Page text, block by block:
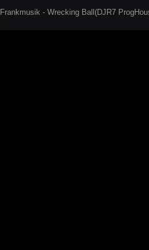
Frankmusik - Wrecking Ball(DJR7